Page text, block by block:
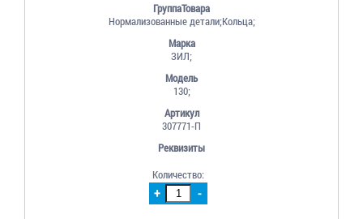
ГруппаТовара
Нормализованные детали;Кольца;
Марка
ЗИЛ;
Модель
130;
Артикул
307771-П
Реквизиты
+ -
Количество: